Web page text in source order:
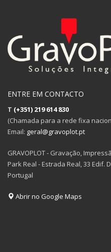
ENTRE EM CONTACTO
T (+351) 219 614 830
(Chamada para a rede fixa
Email: geral@gravoplot.pt
GRAVOPLOT - Gravação,
Park Real - Estrada Real, 33 Edif.
Portugal
Abrir no Google Maps